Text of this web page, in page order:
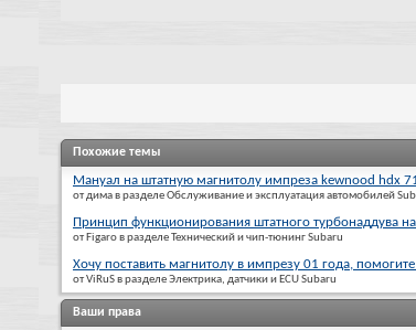
Похожие темы
Мануал на штатную магнитолу импреза kewnood hdx
от дима в разделе Обслуживание и эксплуатация автомобилей
Принцип функционирования штатного турбонаддува
от Figaro в разделе Технический и чип-тюнинг Subaru
Хочу поставить магнитолу в импрезу 01 года,
от ViRuS в разделе Электрика, датчики и ECU Subaru
Ваши права